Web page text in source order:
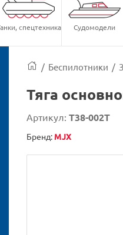
спецтехника Судомодели
/ Беспилотники /
Тяга
Артикул: T38-002Т
Бренд: MJX